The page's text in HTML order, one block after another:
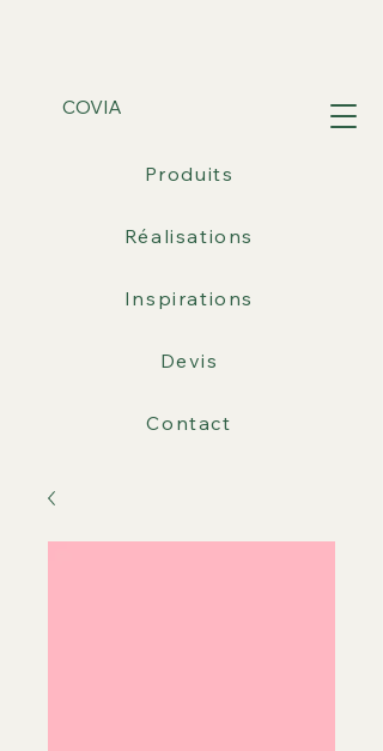
COVIA
Produits
Réalisations
Inspirations
Devis
Contact